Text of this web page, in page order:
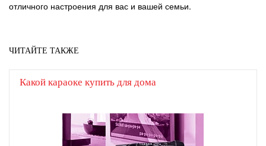
отличного настроения для вас и вашей семьи.
ЧИТАЙТЕ ТАКЖЕ
Какой караоке купить для дома